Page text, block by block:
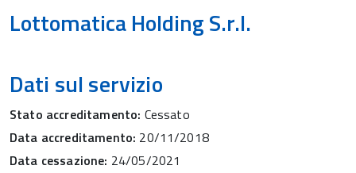
Lottomatica Holding S.r.l.
Dati sul servizio
Stato accreditamento: Cessato
Data accreditamento: 20/11/2018
Data cessazione: 24/05/2021